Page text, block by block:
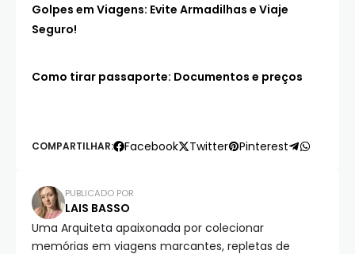
Golpes em Viagens: Evite Armadilhas e Viaje
Seguro!
Como tirar passaporte: Documentos e preços
COMPARTILHAR: Facebook Twitter Pinterest
PUBLICADO POR
LAIS BASSO
Uma Arquiteta apaixonada por colecionar
memórias em viagens marcantes, repletas de